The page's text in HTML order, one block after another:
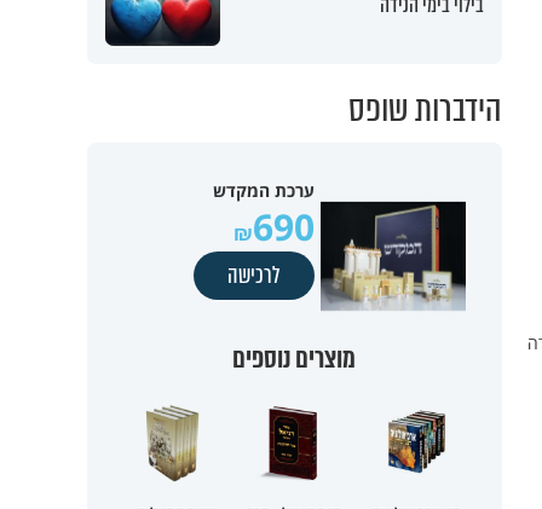
הידברות שופס
ערכת המקדש
690
לרכישה
מוצרים נוספים